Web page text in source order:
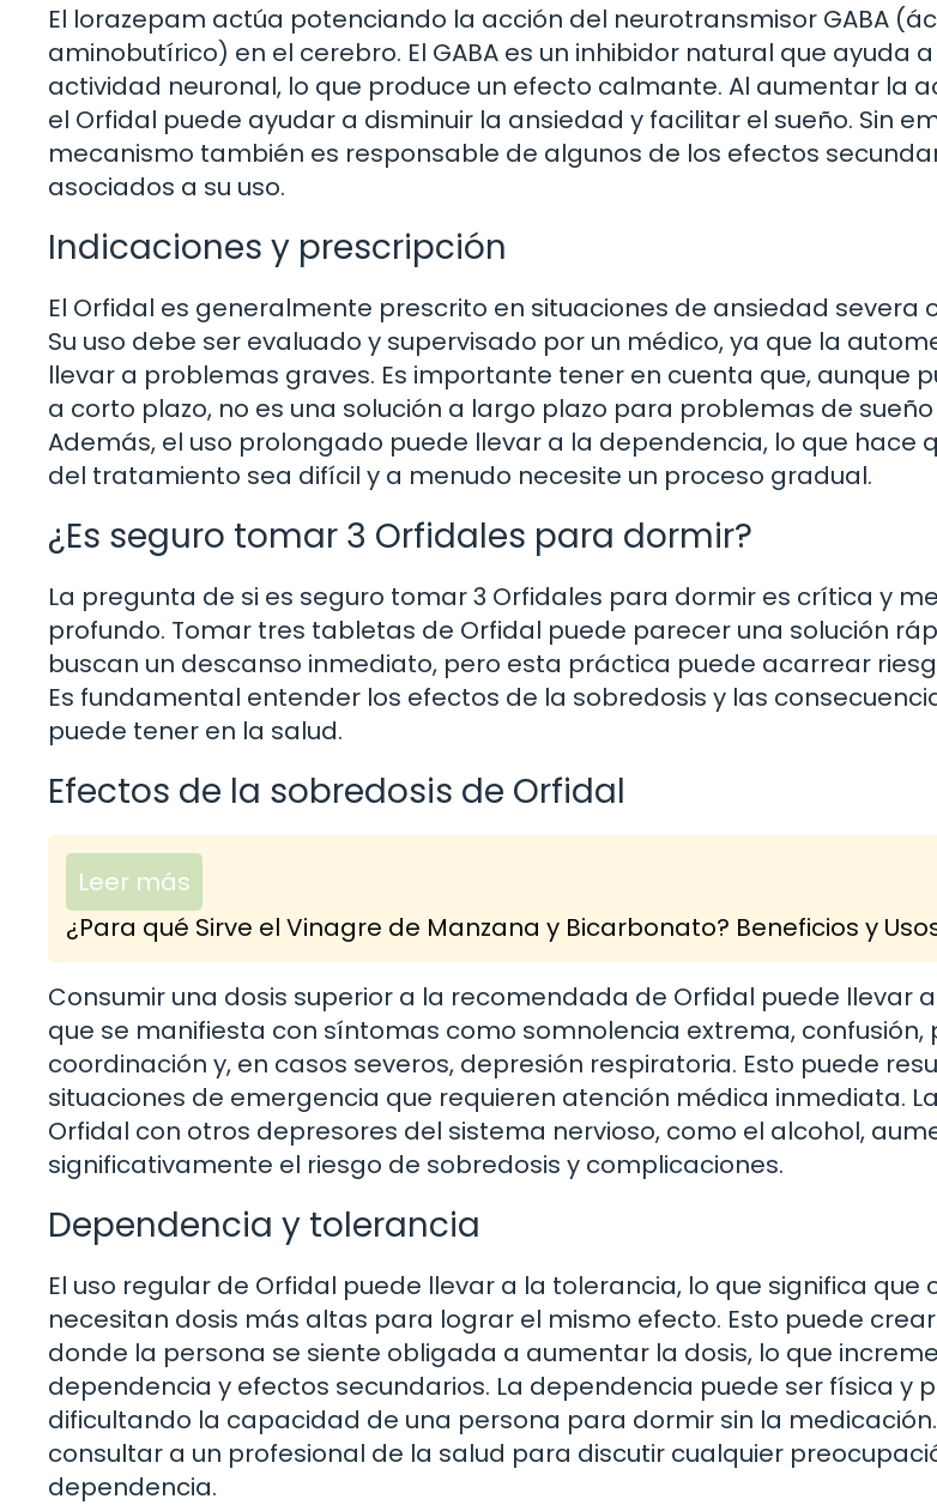
El lorazepam actúa potenciando la acción del neurotransmisor GABA
aminobutírico) en el cerebro. El GABA es un inhibidor natural que ayuda
actividad neuronal, lo que produce un efecto calmante. Al aumentar la
el Orfidal puede ayudar a disminuir la ansiedad y facilitar el sueño. Sin
mecanismo también es responsable de algunos de los efectos
asociados a su uso.
Indicaciones y prescripción
El Orfidal es generalmente prescrito en situaciones de ansiedad severa
Su uso debe ser evaluado y supervisado por un médico, ya que la
llevar a problemas graves. Es importante tener en cuenta que, aunque
a corto plazo, no es una solución a largo plazo para problemas de
Además, el uso prolongado puede llevar a la dependencia, lo que hace
del tratamiento sea difícil y a menudo necesite un proceso gradual.
¿Es seguro tomar 3 Orfidales para dormir?
La pregunta de si es seguro tomar 3 Orfidales para dormir es crítica y
profundo. Tomar tres tabletas de Orfidal puede parecer una solución
buscan un descanso inmediato, pero esta práctica puede acarrear
Es fundamental entender los efectos de la sobredosis y las
puede tener en la salud.
Efectos de la sobredosis de Orfidal
Leer más
¿Para qué Sirve el Vinagre de Manzana y Bicarbonato? Beneficios y
Consumir una dosis superior a la recomendada de Orfidal puede llevar
que se manifiesta con síntomas como somnolencia extrema, confusión,
coordinación y, en casos severos, depresión respiratoria. Esto puede
situaciones de emergencia que requieren atención médica inmediata.
Orfidal con otros depresores del sistema nervioso, como el alcohol,
significativamente el riesgo de sobredosis y complicaciones.
Dependencia y tolerancia
El uso regular de Orfidal puede llevar a la tolerancia, lo que significa que
necesitan dosis más altas para lograr el mismo efecto. Esto puede
donde la persona se siente obligada a aumentar la dosis, lo que
dependencia y efectos secundarios. La dependencia puede ser física y
dificultando la capacidad de una persona para dormir sin la medicación.
consultar a un profesional de la salud para discutir cualquier
dependencia.